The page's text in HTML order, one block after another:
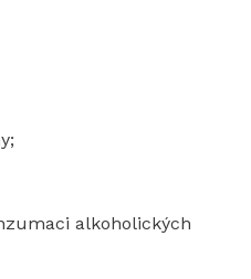
alkoholických